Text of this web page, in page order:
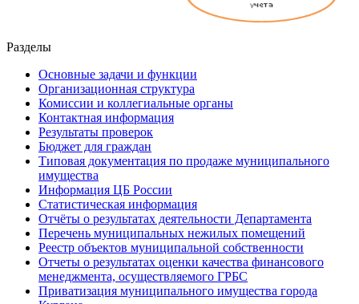
Разделы
Основные задачи и функции
Организационная структура
Комиссии и коллегиальные органы
Контактная информация
Результаты проверок
Бюджет для граждан
Типовая документация по продаже муниципального
имущества
Информация ЦБ России
Статистическая информация
Отчёты о результатах деятельности Департамента
Перечень муниципальных нежилых помещений
Реестр объектов муниципальной собственности
Отчеты о результатах оценки качества финансового
менеджмента, осуществляемого ГРБС
Приватизация муниципального имущества города